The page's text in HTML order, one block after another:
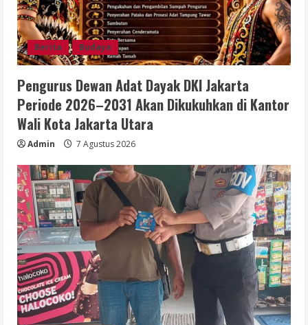
Berita Budaya
Pengurus Dewan Adat Dayak DKI Jakarta
Periode 2026–2031 Akan Dikukuhkan di Kantor
Wali Kota Jakarta Utara
Admin 7 Agustus 2026